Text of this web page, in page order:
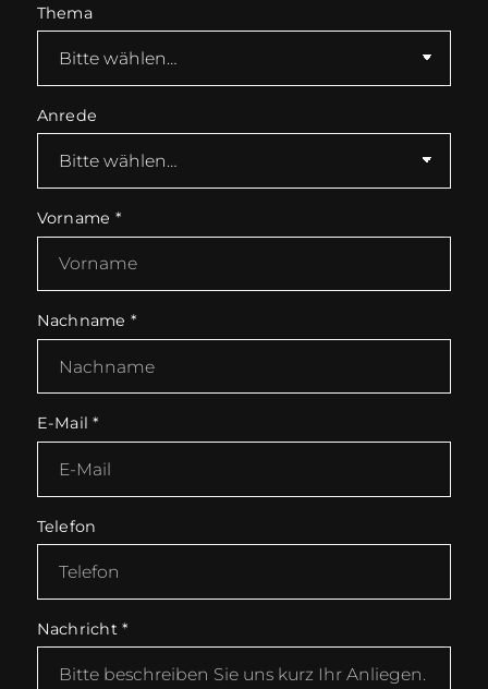
Thema
Anrede
Vorname *
Nachname *
E-Mail*
Telefon
Nachricht*